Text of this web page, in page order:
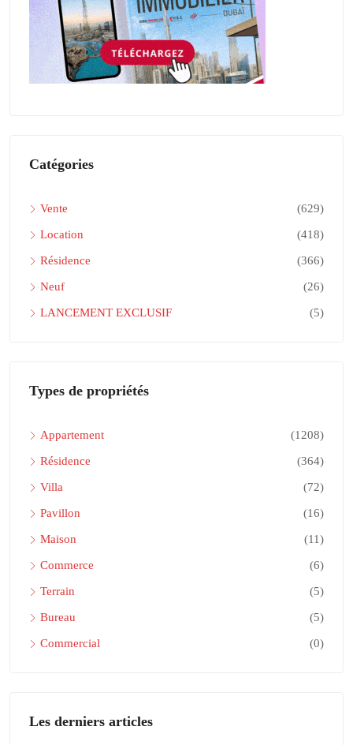
Catégories
Vente (629)
Location (418)
Résidence (366)
Neuf (26)
LANCEMENT EXCLUSIF (5)
Types de propriétés
Appartement (1208)
Résidence (364)
Villa (72)
Pavillon (16)
Maison (11)
Commerce (6)
Terrain (5)
Bureau (5)
Commercial (0)
Les derniers articles